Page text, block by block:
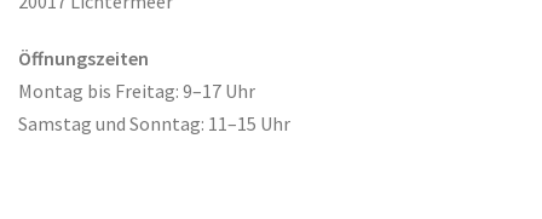
Öffnungszeiten
Montag bis Freitag: 9–17 Uhr
Samstag und Sonntag: 11–15 Uhr